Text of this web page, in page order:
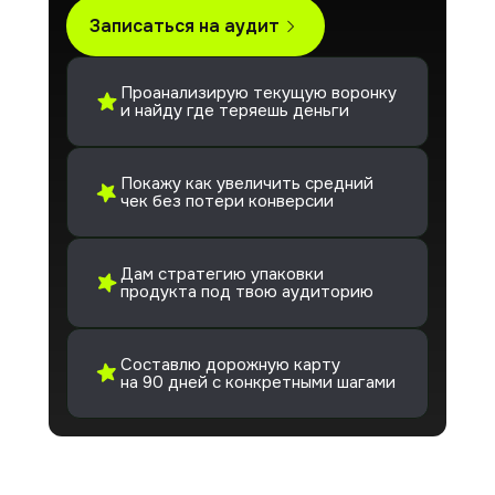
Записаться на аудит
Проанализирую текущую воронку
и найду где теряешь деньги
Покажу как увеличить средний
чек без потери конверсии
Дам стратегию упаковки
продукта под твою аудиторию
Составлю дорожную карту
на 90 дней с конкретными шагами